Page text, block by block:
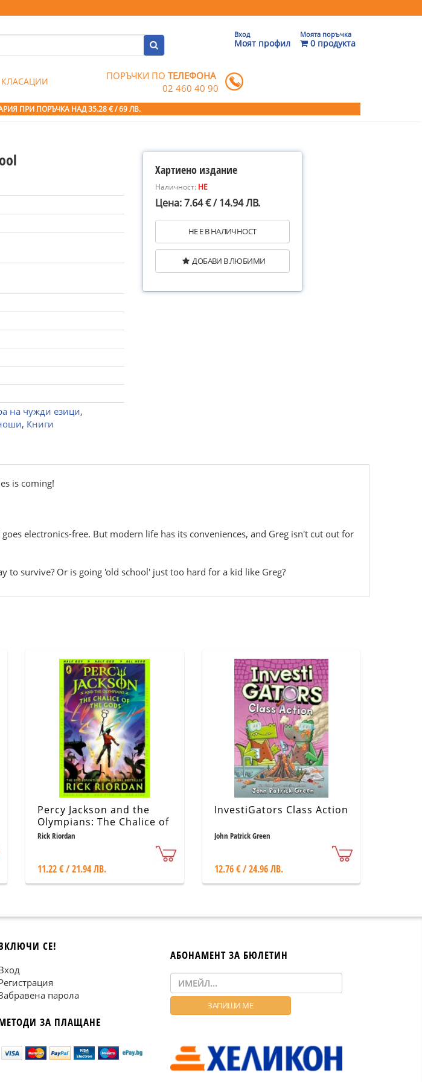
Вход
Моят профил
Моята поръчка
0 продукта
КЛАСАЦИИ ПОРЪЧКИ ПОТЕЛЕФОНА
02 460 40 90
ПРИ ПОРЪЧКА НАД 35.28 € / 69 ЛВ.
на чужди езици,
, Книги
Хартиено издание
Наличност: НЕ
Цена: 7.64 € / 14.94 ЛВ.
НЕ Е В НАЛИЧНОСТ
ДОБАВИ В ЛЮБИМИ
is coming!
electronics-free. But modern life has its conveniences, and Greg isn't cut out for
survive? Or is going 'old school' just too hard for a kid like Greg?
Percy Jackson and the
Olympians: The Chalice of
the Gods
Rick Riordan
11.22 € / 21.94 ЛВ.
InvestiGators Class Action
John Patrick Green
12.76 € / 24.96 ЛВ.
СЕ!
парола
ЗА ПЛАЩАНЕ
АБОНАМЕНТ ЗА БЮЛЕТИН